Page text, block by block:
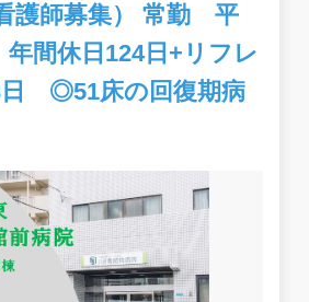
護師募集） 常勤 平
間休日124日+リフレ
日 ◎51床の回復期病